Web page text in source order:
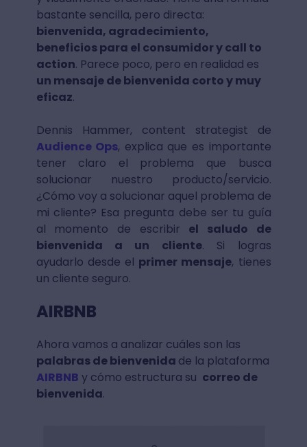
bastante sencilla, pero directa:
bienvenida, agradecimiento,
beneficios para el consumidor y call to
action. Parece poco, pero en realidad es
un mensaje de bienvenida corto y muy
eficaz.
Dennis Hammer, content strategist de
Audience Ops, explica que es importante
tener claro el problema que busca
solucionar nuestro producto/servicio.
¿Cómo voy a solucionar aquel problema de
mi cliente? Esa pregunta debe ser tu guía
al momento de escribir el saludo de
bienvenida a un cliente. Si logras
ayudarlo desde el primer mensaje, tienes
un cliente seguro.
AIRBNB
Ahora vamos a analizar cuáles son las
palabras de bienvenida de la plataforma
AIRBNB y cómo estructura su correo de
bienvenida.